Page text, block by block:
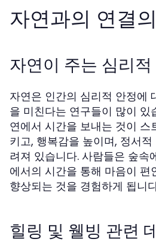
자연과의 연결
자연이 주는 심리적
자연은 인간의 심리적 안정에
을 미친다는 연구들이 많이 있
연에서 시간을 보내는 것이 스
키고, 행복감을 높이며, 정서
려져 있습니다. 사람들은 숲속
에서의 시간을 통해 마음이 편
향상되는 것을 경험하게 됩니
힐링 및 웰빙 관련